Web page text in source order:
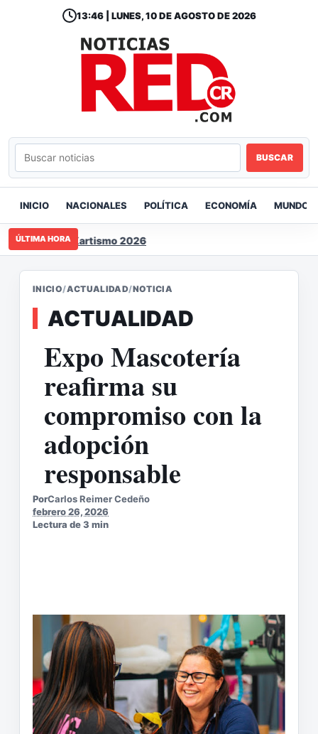
13:46 | LUNES, 10 DE AGOSTO DE 2026
BUSCAR
INICIO NACIONALES POLÍTICA ECONOMÍA MUNDO
ÚLTIMA HORA
de Kartismo 2026
INICIO/ACTUALIDAD/NOTICIA
ACTUALIDAD
Expo Mascotería
reafirma su
compromiso con la
adopción
responsable
PorCarlos Reimer Cedeño
febrero 26, 2026
Lectura de 3 min